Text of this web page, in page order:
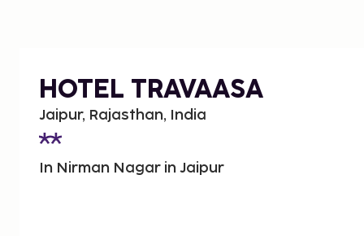
HOTEL TRAVAASA
Jaipur, Rajasthan, India
In Nirman Nagar in Jaipur